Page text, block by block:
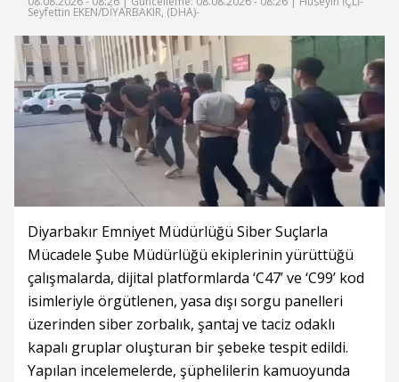
Seyfettin EKEN/DİYARBAKIR, (DHA)-
Diyarbakır Emniyet Müdürlüğü Siber Suçlarla
Mücadele Şube Müdürlüğü ekiplerinin yürüttüğü
çalışmalarda, dijital platformlarda ‘C47’ ve ‘C99’ kod
isimleriyle örgütlenen, yasa dışı sorgu panelleri
üzerinden siber zorbalık, şantaj ve taciz odaklı
kapalı gruplar oluşturan bir şebeke tespit edildi.
Yapılan incelemelerde, şüphelilerin kamuoyunda